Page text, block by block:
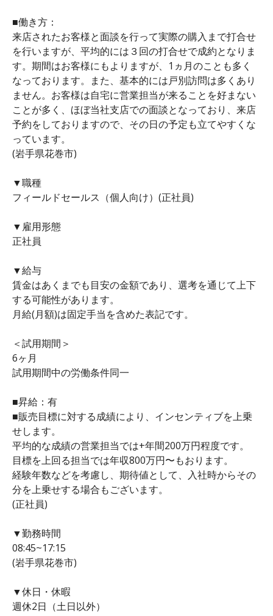
■働き方：
来店されたお客様と面談を行って実際の購入まで打合せ
を行いますが、平均的には３回の打合せで成約となりま
す。期間はお客様にもよりますが、1ヵ月のことも多く
なっております。また、基本的には戸別訪問は多くあり
ません。お客様は自宅に営業担当が来ることを好まない
ことが多く、ほぼ当社支店での面談となっており、来店
予約をしておりますので、その日の予定も立てやすくな
っています。
(岩手県花巻市)
▼職種
フィールドセールス（個人向け）(正社員)
▼雇用形態
正社員
▼給与
賃金はあくまでも目安の金額であり、選考を通じて上下
する可能性があります。
月給(月額)は固定手当を含めた表記です。
＜試用期間＞
6ヶ月
試用期間中の労働条件同一
■昇給：有
■販売目標に対する成績により、インセンティブを上乗
せします。
平均的な成績の営業担当では+年間200万円程度です。
目標を上回る担当では年収800万円〜もおります。
経験年数などを考慮し、期待値として、入社時からその
分を上乗せする場合もございます。
(正社員)
▼勤務時間
08:45~17:15
(岩手県花巻市)
▼休日・休暇
週休2日（土日以外）